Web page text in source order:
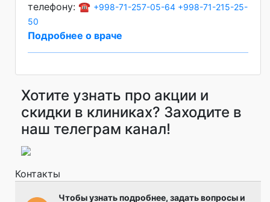
телефону: ☎️ +998-71-257-05-64 +998-71-215-25-
50
Подробнее о враче
Хотите узнать про акции и
скидки в клиниках? Заходите в
наш телеграм канал!
Контакты
Чтобы узнать подробнее, задать вопросы и